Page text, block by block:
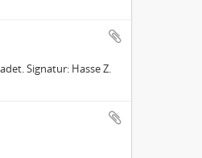
Signatur: Hasse Z.